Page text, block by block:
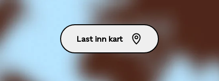
Last inn kart